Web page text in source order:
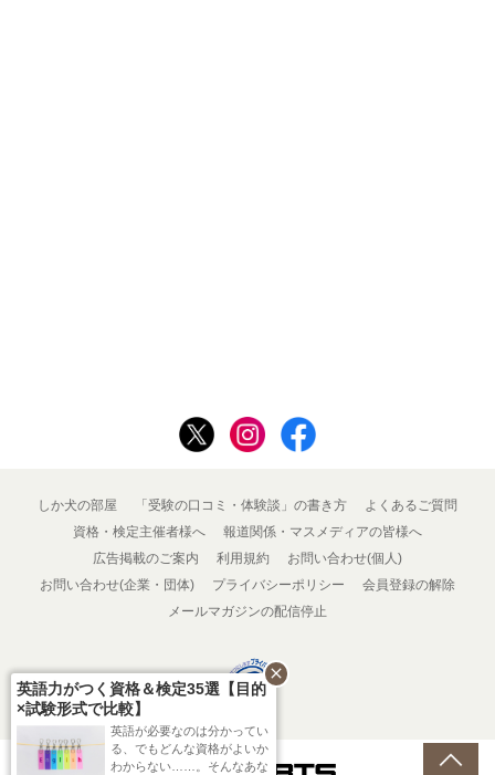
しか犬の部屋 「受験の口コミ・体験談」の書き方
よくあるご質問
資格・検定主催者様へ
報道関係・マスメディアの皆様へ
広告掲載のご案内
利用規約
お問い合わせ(個人)
お問い合わせ(企業・団体)
プライバシーポリシー
会員登録の解除
メールマガジンの配信停止
英語力がつく資格＆検定35選【目的
×試験形式で比較】
英語が必要なのは分かってい
る、でもどんな資格がよいか
わからない……。そんなあな
close